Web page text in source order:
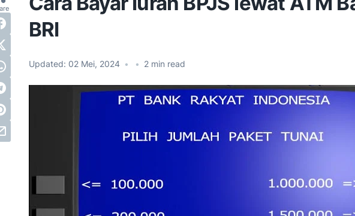
BRI
Updated: 02 Mei, 2024 • • 2 min read